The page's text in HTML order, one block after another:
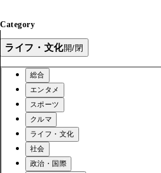
Category
ライフ・文化開/閉
総合
エンタメ
スポーツ
クルマ
ライフ・文化
社会
政治・国際